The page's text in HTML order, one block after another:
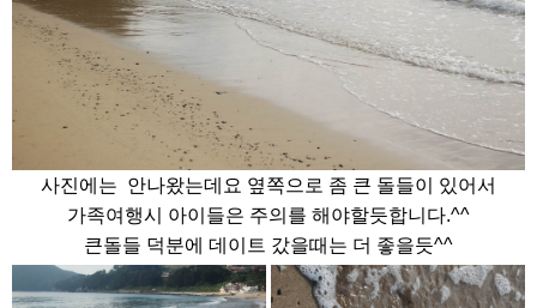
사진에는 안나왔는데요 옆쪽으로 좀 큰 돌들이 있어서
가족여행시 아이들은 주의를 해야할듯합니다.^^
큰돌들 덕분에 데이트 갔을때는 더 좋을듯^^